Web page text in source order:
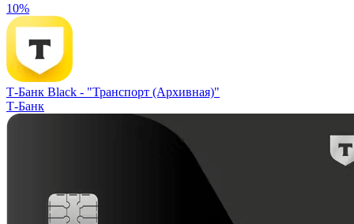
10%
Т-Банк Black - "Транспорт (Архивная)"
Т-Банк